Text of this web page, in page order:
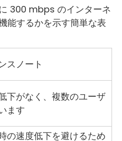
300 mbps のインターネ
能するかを示す簡単な表
スノート
下がなく、複数のユーザ
ます
の速度低下を避けるため